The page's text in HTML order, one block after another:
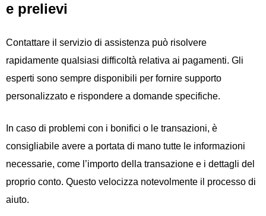
e prelievi
Contattare il servizio di assistenza può risolvere
rapidamente qualsiasi difficoltà relativa ai pagamenti. Gli
esperti sono sempre disponibili per fornire supporto
personalizzato e rispondere a domande specifiche.
In caso di problemi con i bonifici o le transazioni, è
consigliabile avere a portata di mano tutte le informazioni
necessarie, come l’importo della transazione e i dettagli del
proprio conto. Questo velocizza notevolmente il processo di
aiuto.